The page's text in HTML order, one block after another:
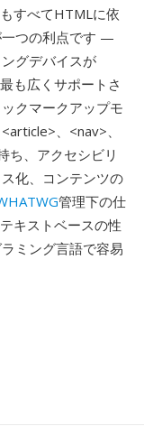
すべてHTMLに依
一つの利点です —
グデバイスが
も広くサポートさ
クマークアップモ
、<nav>、
ち、アクセシビリ
化、コンテンツの
管理下の仕
キストベースの性
ミング言語で容易